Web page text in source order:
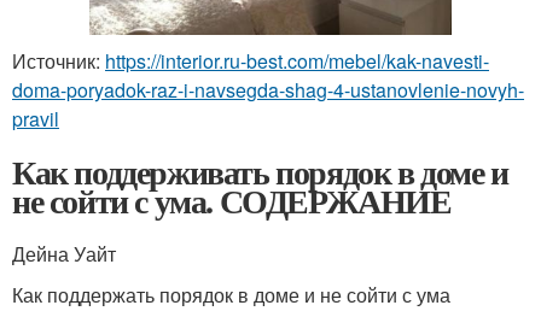
Источник: https://interior.ru-best.com/mebel/kak-navesti-
doma-poryadok-raz-i-navsegda-shag-4-ustanovlenie-novyh-
pravil
Как поддерживать порядок в доме и
не сойти с ума. СОДЕРЖАНИЕ
Дейна Уайт
Как поддержать порядок в доме и не сойти с ума